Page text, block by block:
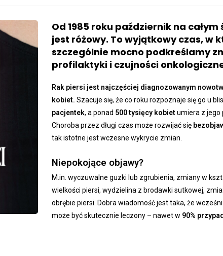
Od 1985 roku październik na całym
jest różowy. To wyjątkowy czas, w
szczególnie mocno podkreślamy
profilaktyki i czujności
Rak piersi jest najczęściej diagnozowanym
kobiet. Szacuje się, że co roku rozpoznaje się go u
pacjentek, a ponad 500 tysięcy kobietumiera z jego
Choroba przez długi czas może rozwijać się
tak istotne jest wczesne wykrycie zmian.
Niepokojące objawy?
M.in. wyczuwalne guzki lub zgrubienia, zmiany w
wielkości piersi, wydzielina z brodawki sutkowej,
obrębie piersi. Dobra wiadomość jest taka, że
może być skutecznie leczony – nawet w 90%